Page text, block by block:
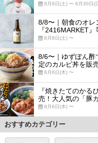
8月8日(土) 〜 8月30日(
8/8〜｜朝食のオレ
『2416MARKET
8月8日(土) 〜
8/6〜｜ゆずぽん酢
定のカルビ丼を販
8月6日(木) 〜
『焼きたてのかる
売！大人気の「豚
8月6日(木) 〜
おすすめカテゴリー